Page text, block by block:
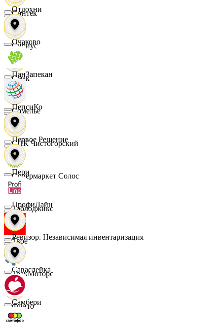
Синтек
Сириус
Смак
Сомелье
СПК Чистогорский
Супермаркет Солос
Таблоджикс
Твое
ТракМоторс
Фрито
Отдохни
Очаково
ПанЗапекан
ПепсиКо
Первое Решение
Пери
ПрофиЛайн
Ревизор. Независимая инвентаризация
Саваслейка
Самбери